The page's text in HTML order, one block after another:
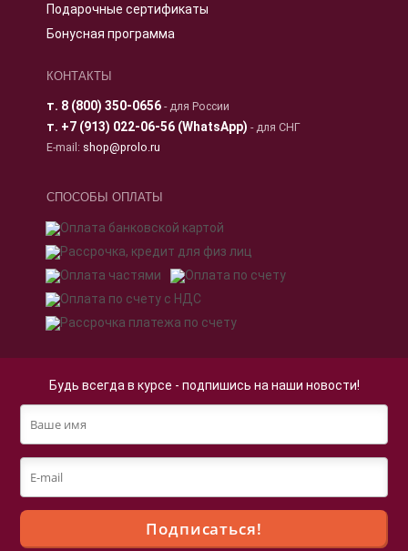
Подарочные сертификаты
Бонусная программа
КОНТАКТЫ
т. 8 (800) 350-0656- для России
т. +7 (913) 022-06-56 (WhatsApp) - для СНГ
E-mail: shop@prolo.ru
СПОСОБЫ ОПЛАТЫ
Будь всегда в курсе - подпишись на наши новости!